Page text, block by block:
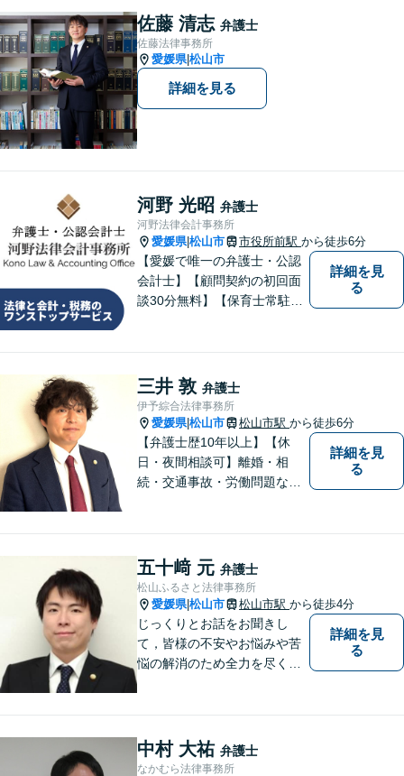
応】【子連れ相談可】
限り迅速に解決」
佐藤 清志 弁護士
佐藤法律事務所
愛媛県|松山市
詳細を見る
河野 光昭 弁護士
河野法律会計事務所
愛媛県|松山市 市役所前駅 から徒歩6分
【愛媛で唯一の弁護士・公認
会計士】【顧問契約の初回面
談30分無料】【保育士常駐】
せください。
詳細を見
る
三井 敦 弁護士
伊予綜合法律事務所
愛媛県|松山市 松山市駅 から徒歩6分
【弁護士歴10年以上】【休
日・夜間相談可】離婚・相
続・交通事故・労働問題など
指します【オンライン相談
可】【松山市駅徒歩8分】
詳細を見
る
五十﨑 元 弁護士
松山ふるさと法律事務所
愛媛県|松山市 松山市駅 から徒歩4分
じっくりとお話をお聞きし
て，皆様の不安やお悩みや苦
悩の解消のため全力を尽くし
詳細を見
る
中村 大祐 弁護士
なかむら法律事務所